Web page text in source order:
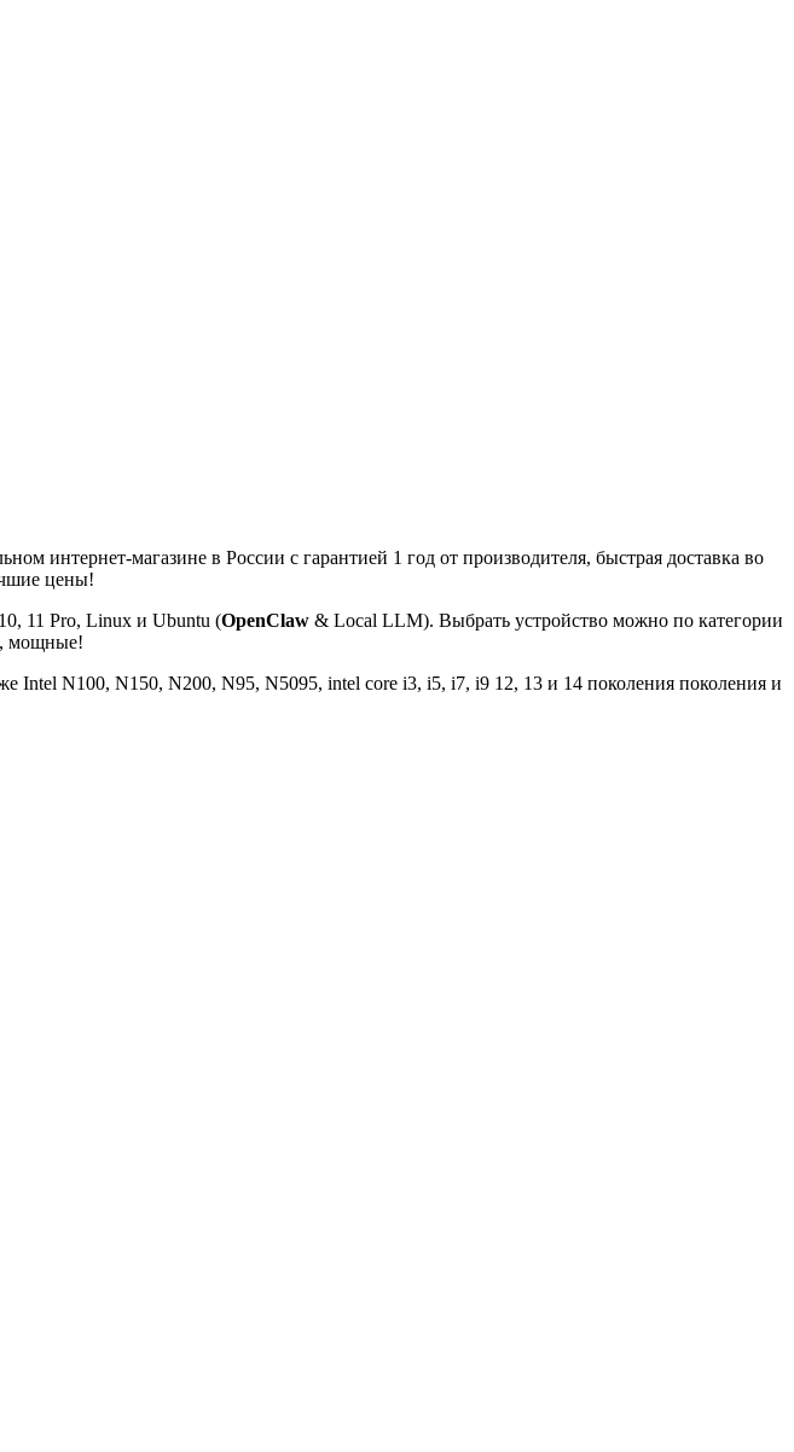
магазине в России с гарантией 1 год от производителя, быстрая доставка во
цены!
11 Pro, Linux и Ubuntu (OpenClaw & Local LLM). Выбрать устройство можно по категории
мощные!
Intel N100, N150, N200, N95, N5095, intel core i3, i5, i7, i9 12, 13 и 14 поколения поколения и